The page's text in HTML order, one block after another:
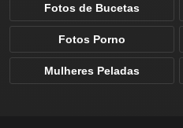
Fotos de Bucetas
Fotos Porno
Mulheres Peladas